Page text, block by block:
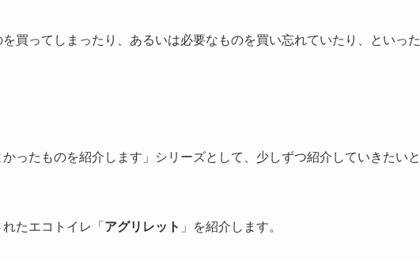
買ってしまったり、あるいは必要なものを買い忘れていたり、といった
ったものを紹介します」シリーズとして、少しずつ紹介していきたいと
たエコトイレ「 アグリレット 」を紹介します。